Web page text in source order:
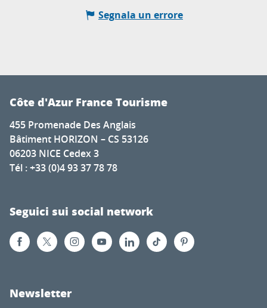
Segnala un errore
Côte d'Azur France Tourisme
455 Promenade Des Anglais
Bâtiment HORIZON – CS 53126
06203 NICE Cedex 3
Tél : +33 (0)4 93 37 78 78
Seguici sui social network
Newsletter